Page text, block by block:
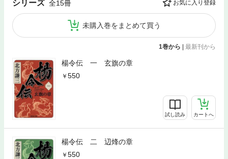
シリーズ 全15冊 お気に入り登録
未購入巻をまとめて買う
1巻から | 最新刊から
楊令伝 一 玄旗の章
550
試し読み カートへ
楊令伝 二 辺烽の章
550